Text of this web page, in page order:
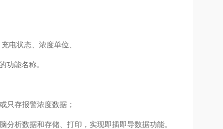
电状态、浓度单位、
功能名称。
只存报警浓度数据；
析数据和存储、打印，实现即插即导数据功能。